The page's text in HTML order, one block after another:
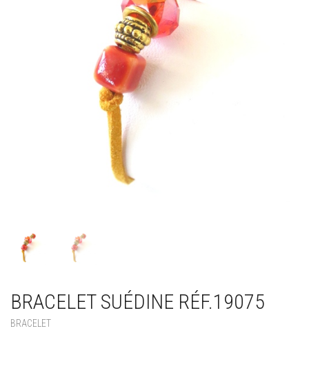
BRACELET SUÉDINE RÉF.19075
BRACELET